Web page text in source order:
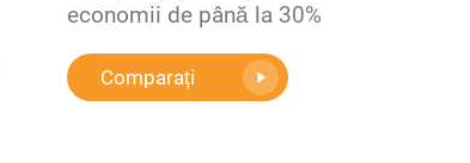
economii de până la 30%
Comparați